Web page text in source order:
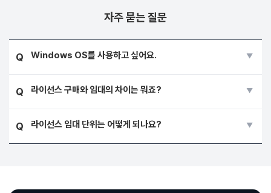
자주 묻는 질문
Q Windows OS를 사용하고 싶어요.
Q 라이선스 구매와 임대의 차이는 뭐죠?
Q 라이선스 임대 단위는 어떻게 되나요?